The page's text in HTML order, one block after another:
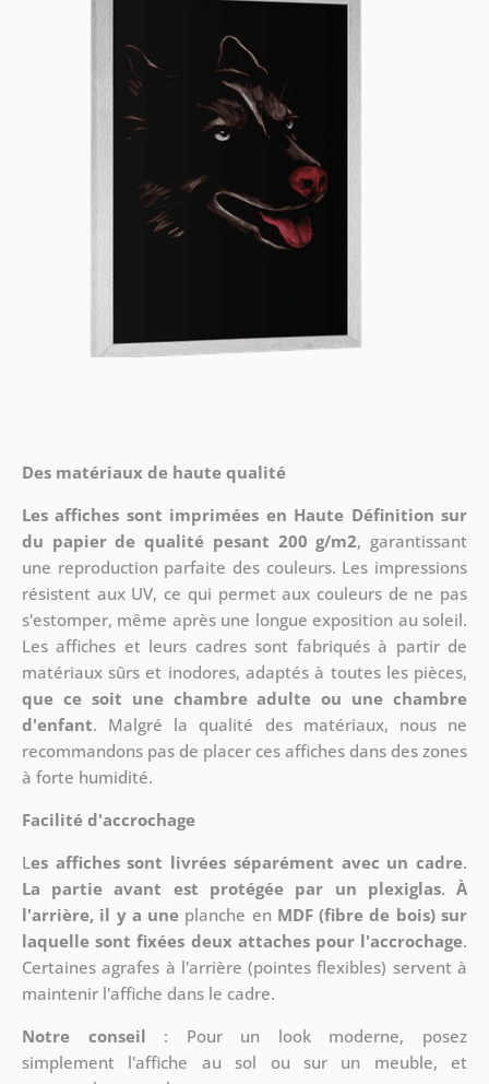
Des matériaux de haute qualité
Les affiches sont imprimées en Haute Définition sur
du papier de qualité pesant 200 g/m2, garantissant
une reproduction parfaite des couleurs. Les impressions
résistent aux UV, ce qui permet aux couleurs de ne pas
s'estomper, même après une longue exposition au soleil.
Les affiches et leurs cadres sont fabriqués à partir de
matériaux sûrs et inodores, adaptés à toutes les pièces,
que ce soit une chambre adulte ou une chambre
d'enfant. Malgré la qualité des matériaux, nous ne
recommandons pas de placer ces affiches dans des zones
à forte humidité.
Facilité d'accrochage
Les affiches sont livrées séparément avec un cadre.
La partie avant est protégée par un plexiglas.À
l'arrière, il y a une planche en MDF (fibre de bois) sur
laquelle sont fixées deux attaches pour l'accrochage.
Certaines agrafes à l'arrière (pointes flexibles) servent à
maintenir l'affiche dans le cadre.
Notre conseil : Pour un look moderne, posez
simplement l'affiche au sol ou sur un meuble, et